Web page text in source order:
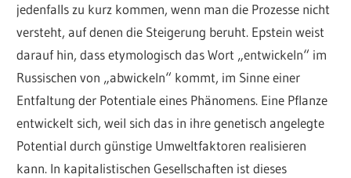
jedenfalls zu kurz kommen, wenn man die Prozesse nicht
versteht, auf denen die Steigerung beruht. Epstein weist
darauf hin, dass etymologisch das Wort „entwickeln“ im
Russischen von „abwickeln“ kommt, im Sinne einer
Entfaltung der Potentiale eines Phänomens. Eine Pflanze
entwickelt sich, weil sich das in ihre genetisch angelegte
Potential durch günstige Umweltfaktoren realisieren
kann. In kapitalistischen Gesellschaften ist dieses